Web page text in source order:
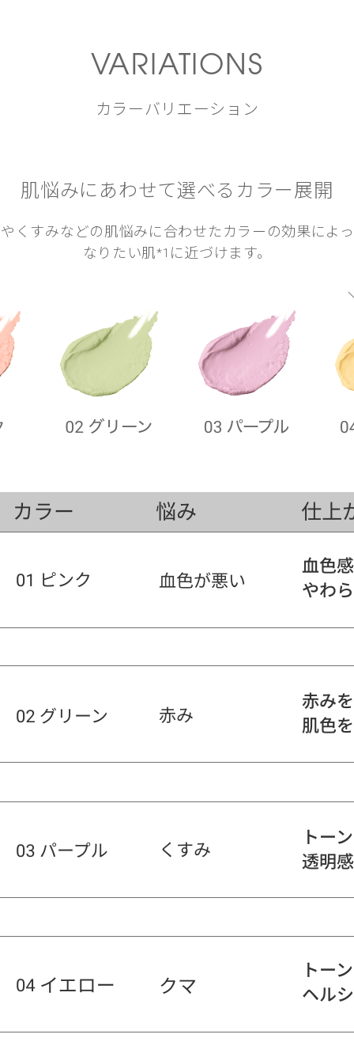
VARIATIONS
カラーバリエーション
肌悩みにあわせて選べるカラー展開
くすみなどの肌悩みに合わせたカラーの効果によ
なりたい肌*1 に近づけます。